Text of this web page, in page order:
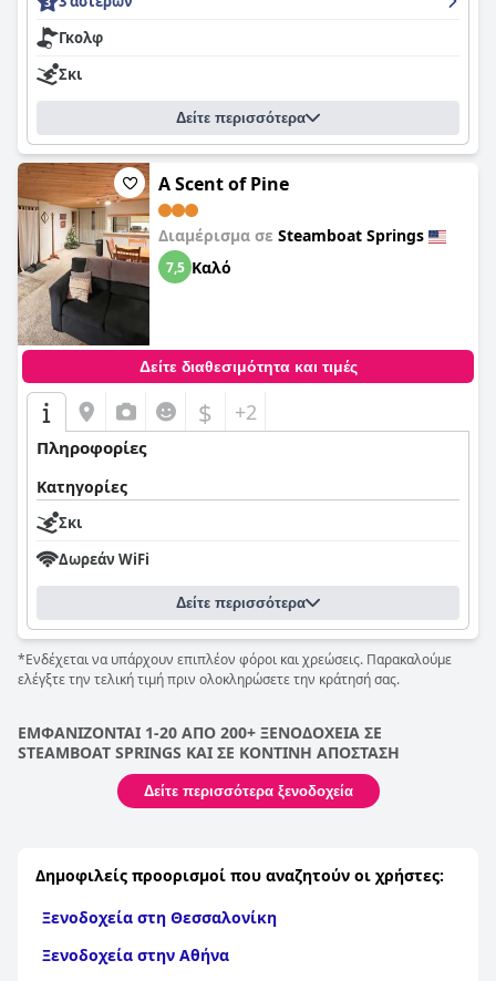
Γκολφ
Σκι
Δείτε περισσότερα
A Scent of Pine
Διαμέρισμα σε Steamboat Springs
7,5 Καλό
Δείτε διαθεσιμότητα και τιμές
$ +2
Πληροφορίες
Κατηγορίες
Σκι
Δωρεάν WiFi
Δείτε περισσότερα
*Ενδέχεται να υπάρχουν επιπλέον φόροι και χρεώσεις. Παρακαλούμε
ελέγξτε την τελική τιμή πριν ολοκληρώσετε την κράτησή σας.
ΕΜΦΑΝΙΖΟΝΤΑΙ 1-20 ΑΠΟ 200+ ΞΕΝΟΔΟΧΕΙΑ ΣΕ
STEAMBOAT SPRINGS ΚΑΙ ΣΕ ΚΟΝΤΙΝΗ ΑΠΟΣΤΑΣΗ
Δείτε περισσότερα ξενοδοχεία
Δημοφιλείς προορισμοί που αναζητούν οι χρήστες:
Ξενοδοχεία στη Θεσσαλονίκη
Ξενοδοχεία στην Αθήνα